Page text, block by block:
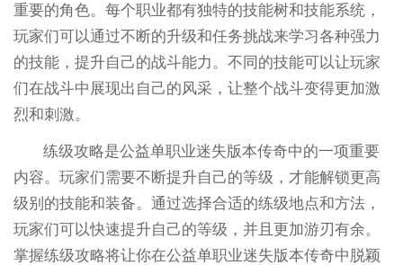
重要的角色。每个职业都有独特的技能树和技能系统，
玩家们可以通过不断的升级和任务挑战来学习各种强力
的技能，提升自己的战斗能力。不同的技能可以让玩家
们在战斗中展现出自己的风采，让整个战斗变得更加激
烈和刺激。
练级攻略是公益单职业迷失版本传奇中的一项重要
内容。玩家们需要不断提升自己的等级，才能解锁更高
级别的技能和装备。通过选择合适的练级地点和方法，
玩家们可以快速提升自己的等级，并且更加游刃有余。
掌握练级攻略将让你在公益单职业迷失版本传奇中脱颖